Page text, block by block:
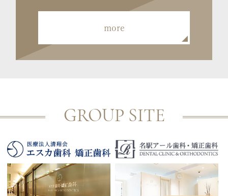
more
GROUP SITE